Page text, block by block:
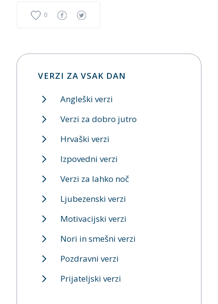
0
VERZI ZA VSAK DAN
Angleški verzi
Verzi za dobro jutro
Hrvaški verzi
Izpovedni verzi
Verzi za lahko noč
Ljubezenski verzi
Motivacijski verzi
Nori in smešni verzi
Pozdravni verzi
Prijateljski verzi